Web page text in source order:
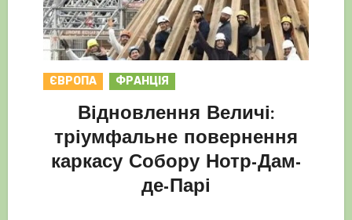
ЄВРОПА ФРАНЦІЯ
Відновлення Величі:
тріумфальне повернення
каркасу Собору Нотр-Дам-
де-Парі